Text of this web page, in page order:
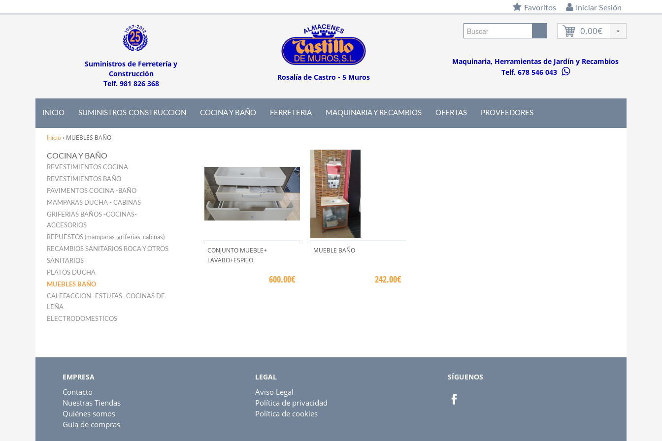
Favoritos Iniciar Sesión
Suministros de Ferretería y
Construcción
Telf. 981 826 368
Rosalía de Castro - 5 Muros
0.00€
Maquinaria, Herramientas de Jardín y Recambios
Telf. 678 546 043
INICIO SUMINISTROS CONSTRUCCION COCINA Y BAÑO FERRETERIA MAQUINARIA Y RECAMBIOS OFERTAS PROVEEDORES
Inicio› MUEBLES BAÑO
COCINA Y BAÑO
REVESTIMIENTOS COCINA
REVESTIMIENTOS BAÑO
PAVIMENTOS COCINA -BAÑO
MAMPARAS DUCHA - CABINAS
GRIFERIAS BAÑOS -COCINAS-
ACCESORIOS
REPUESTOS (mamparas-griferias-cabinas)
RECAMBIOS SANITARIOS ROCA Y OTROS
SANITARIOS
PLATOS DUCHA
MUEBLES BAÑO
CALEFACCION -ESTUFAS -COCINAS DE
LEÑA
ELECTRODOMESTICOS
CONJUNTO MUEBLE+
LAVABO+ESPEJO
600.00€
MUEBLE BAÑO
242.00€
EMPRESA
Contacto
Nuestras Tiendas
Quiénes somos
Guía de compras
LEGAL
Aviso Legal
Política de privacidad
Política de cookies
SÍGUENOS